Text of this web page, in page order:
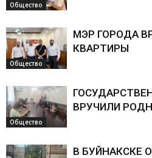
Общество
Общество
МЭР ГОРОДА
КВАРТИРЫ
Общество
ВРУЧИЛИ
В БУЙНАКСКЕ